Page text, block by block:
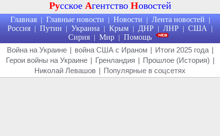
Русское Агентство Новостей
Главная | Главные новости | Новости | Лента новостей |
Россия | Путин | Украина | Крым | ДНР | ЛНР | США |
Сирия | Мир | Помощь
Война на Украине | война США с Ираном | Итоги 2025 года |
Герои войны на Украине | Гренландия | Прошлое (История) |
Николай Левашов | Популярные в соцсетях